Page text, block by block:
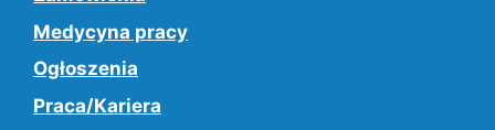
Medycyna pracy
Ogłoszenia
Praca/Kariera